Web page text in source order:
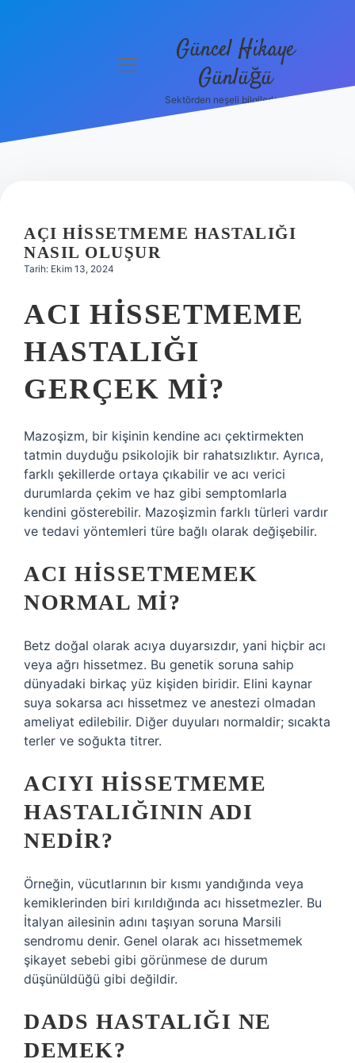
Hakkımızda
menüyü
Güncel Hikaye
Günlüğü
Sektörden neşeli bilgilerle tanış!
AÇI HISSETMEME HASTALIĞI
NASIL OLUŞUR
Tarih: Ekim 13, 2024
ACI HISSETMEME
HASTALIĞI
GERÇEK MI?
Mazoşizm, bir kişinin kendine acı çektirmekten
tatmin duyduğu psikolojik bir rahatsızlıktır. Ayrıca,
farklı şekillerde ortaya çıkabilir ve acı verici
durumlarda çekim ve haz gibi semptomlarla
kendini gösterebilir. Mazoşizmin farklı türleri vardır
ve tedavi yöntemleri türe bağlı olarak değişebilir.
ACI HISSETMEMEK
NORMAL MI?
Betz doğal olarak acıya duyarsızdır, yani hiçbir acı
veya ağrı hissetmez. Bu genetik soruna sahip
dünyadaki birkaç yüz kişiden biridir. Elini kaynar
suya sokarsa acı hissetmez ve anestezi olmadan
ameliyat edilebilir. Diğer duyuları normaldir; sıcakta
terler ve soğukta titrer.
ACIYI HISSETMEME
HASTALIĞININ ADI
NEDIR?
Örneğin, vücutlarının bir kısmı yandığında veya
kemiklerinden biri kırıldığında acı hissetmezler. Bu
İtalyan ailesinin adını taşıyan soruna Marsili
sendromu denir. Genel olarak acı hissetmemek
şikayet sebebi gibi görünmese de durum
düşünüldüğü gibi değildir.
DADS HASTALIĞI NE
DEMEK?